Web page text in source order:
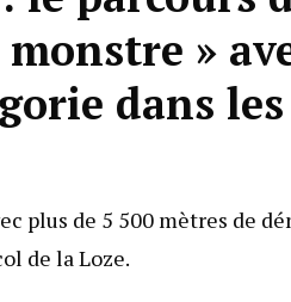
»
dans
plus de 5 500 mètres de
de la Loze.